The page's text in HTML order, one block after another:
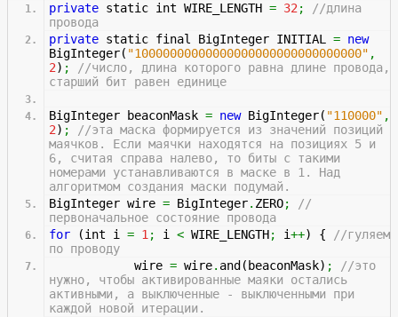
private static int WIRE_LENGTH = 32 ;
//длина
провода
private static final BigInteger INITIAL = new
BigInteger( "10000000000000000000000000000000" ,
2) ;
//число, длина которого равна длине провода,
старший бит равен единице
BigInteger beaconMask = newBigInteger( "110000" ,
2) ;
//эта маска формируется из значений позиций
маячков. Если маячки находятся на позициях 5 и
6, считая справа налево, то биты с такими
номерами устанавливаются в маске в 1. Над
алгоритмом создания маски подумай.
BigInteger wire = BigInteger. ZERO;
//
первоначальное состояние провода
for
(int i = 1 ; i < WIRE_LENGTH; i++) {
//гуляем
по проводу
wire = wire. and ( beaconMask) ;
//это
нужно, чтобы активированные маяки остались
активными, а выключенные - выключенными при
каждой новой итерации.